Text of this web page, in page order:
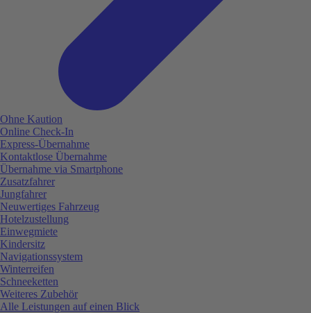
Ohne Kaution
Online Check-In
Express-Übernahme
Kontaktlose Übernahme
Übernahme via Smartphone
Zusatzfahrer
Jungfahrer
Neuwertiges Fahrzeug
Hotelzustellung
Einwegmiete
Kindersitz
Navigationssystem
Winterreifen
Schneeketten
Weiteres Zubehör
Alle Leistungen auf einen Blick